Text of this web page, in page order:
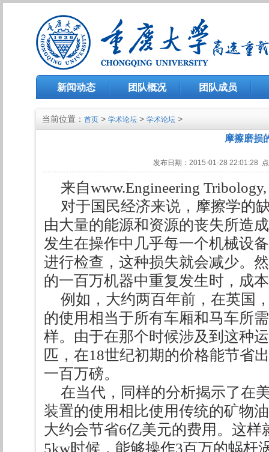
新闻动态 团队概况 团队成员
当前位置： 首页 > 学术论坛 > 学术论坛 >
摩擦磨损
发布日期：2015-01-28 22:01:28
来自www.Engineering
对于国民经济来说，摩擦学的
由大量的能源和资源的丧失所造
发生在操作中几乎每一个机械设
进行检查，这种损失就会减少。
的一百万机器中重复发生时，成
例如，大约两百年前，在英国
的使用相当于所有车厢和马车所
样。由于在那个时候涉及到这种
匹，在18世纪初期的价格能节省
一百万磅。
在当代，同样的分析揭示了在
装置的使用相比使用传统的矿物
大约会节省6亿美元的费用。这
5kw时候，能够操作3百万的蜗杆